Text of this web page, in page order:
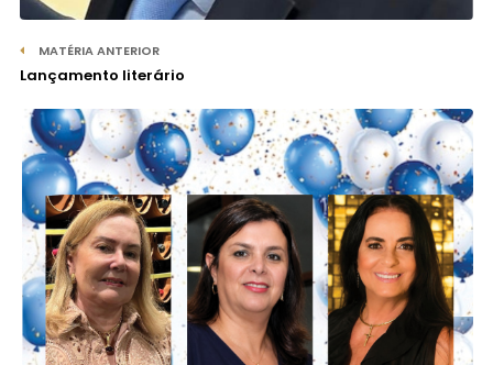
MATÉRIA ANTERIOR
Lançamento literário